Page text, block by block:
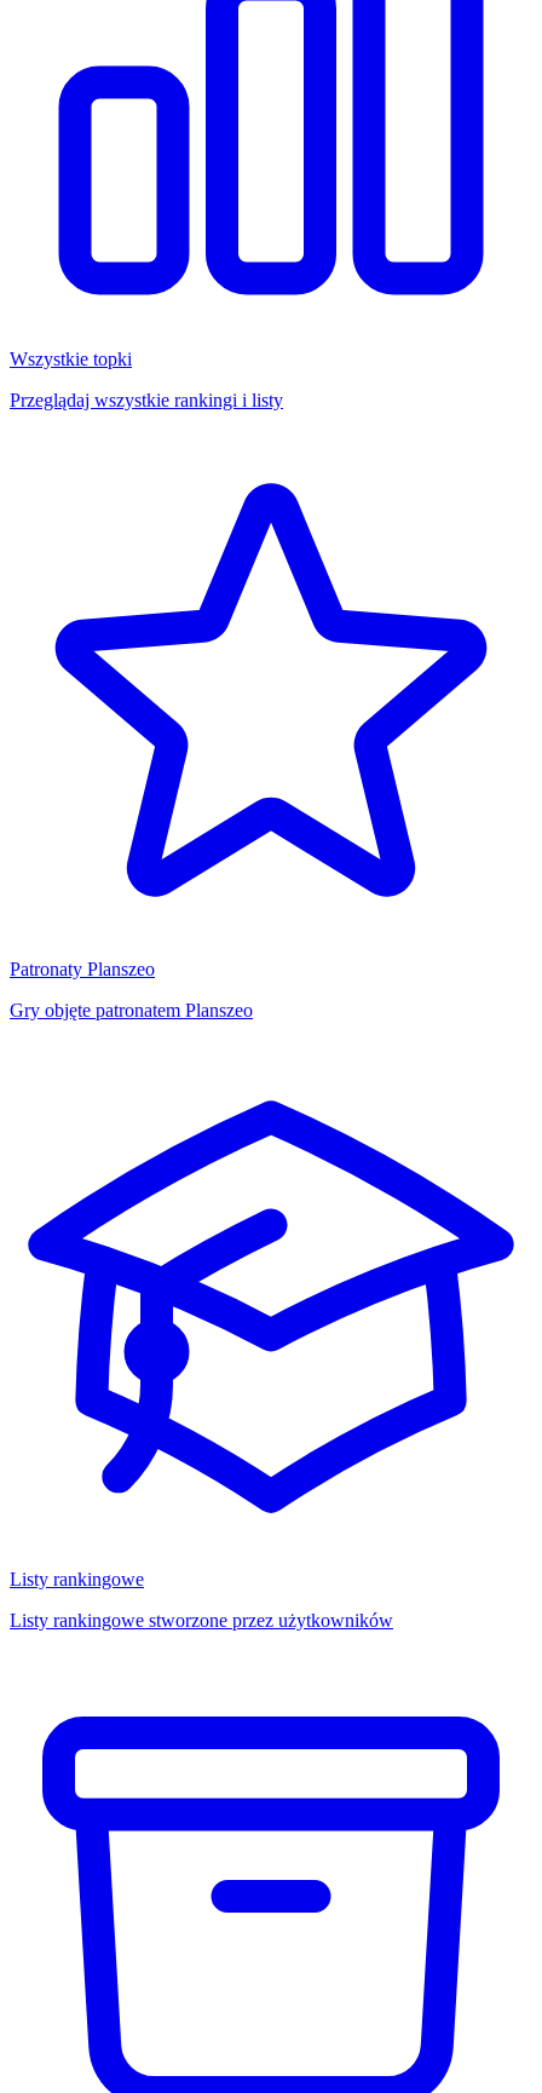
Wszystkie topki
Przeglądaj wszystkie rankingi i listy
Patronaty Planszeo
Gry objęte patronatem Planszeo
Listy rankingowe
Listy rankingowe stworzone przez użytkowników